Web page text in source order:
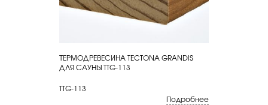
КУПИТЬ
ТЕРМОДРЕВЕСИНА TECTONA GRANDIS
ДЛЯ САУНЫ TTG-113
TTG-113
Подробнее